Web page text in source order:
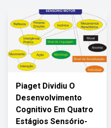
Piaget Dividiu O
Desenvolvimento
Cognitivo Em Quatro
Estágios Sensório-